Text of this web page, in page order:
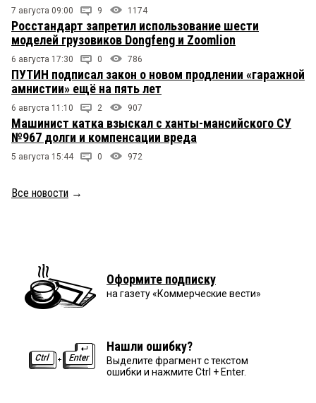
7 августа 09:00 9 1174
Росстандарт запретил использование шести
моделей грузовиков Dongfeng и Zoomlion
6 августа 17:30 0 786
ПУТИН подписал закон о новом продлении «гаражной
амнистии» ещё на пять лет
6 августа 11:10 2 907
Машинист катка взыскал с ханты-мансийского СУ
№967 долги и компенсации вреда
5 августа 15:44 0 972
Все новости →
Оформите подписку
на газету «Коммерческие вести»
Нашли ошибку?
Выделите фрагмент с текстом
ошибки и нажмите Ctrl + Enter.